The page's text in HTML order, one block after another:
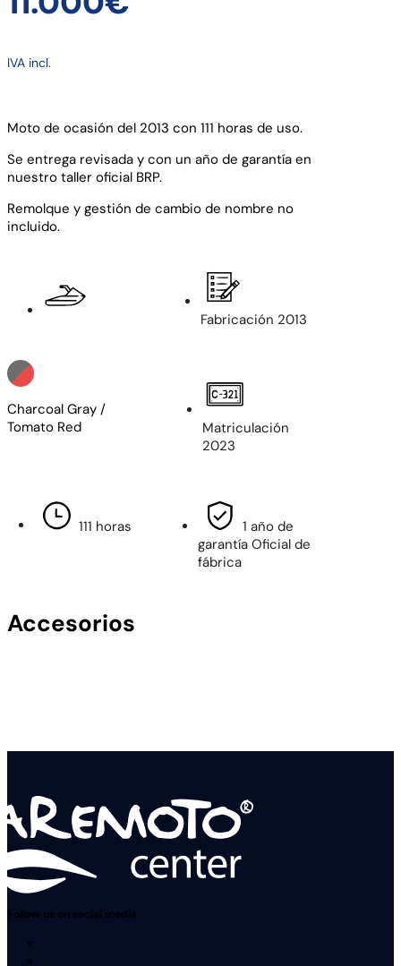
IVA incl.
Moto de ocasión del 2013 con 111 horas de uso.
Se entrega revisada y con un año de garantía en
nuestro taller oficial BRP.
Remolque y gestión de cambio de nombre no
incluido.
Fabricación 2013
Charcoal Gray /
Tomato Red
Matriculación
2023
111 horas
1 año de
garantía Oficial de
fábrica
Accesorios
Follow us on social media